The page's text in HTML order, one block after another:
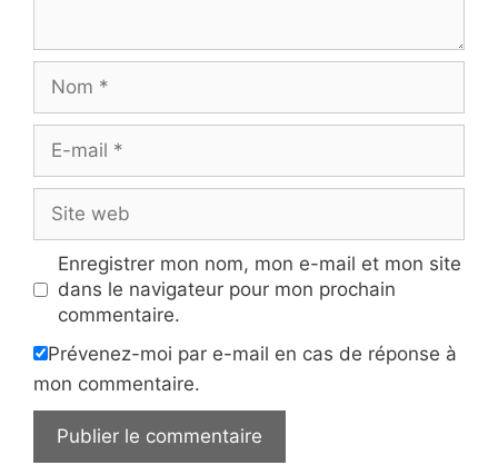
mail
web
Enregistrer mon nom, mon e-mail et mon site
dans le navigateur pour mon prochain
commentaire.
Prévenez-moi par e-mail en cas de réponse à
mon commentaire.